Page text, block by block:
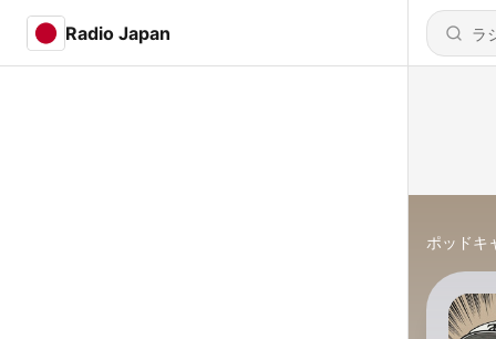
Radio Japan
ポッドキ